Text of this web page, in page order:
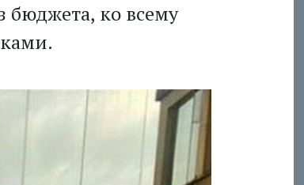
бюджета, ко всему